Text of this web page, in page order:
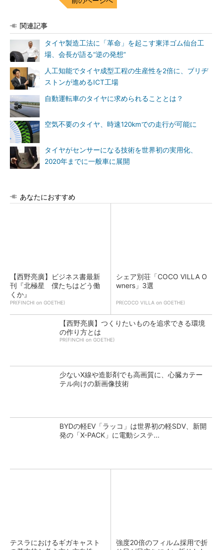
関連記事
タイヤ製造工法に「革命」を起こす東洋ゴム仙台工
場、会長が語る“逆の発想”
人工知能でタイヤ成型工程の生産性を2倍に、ブリヂ
ストンが進めるICT工場
自動運転車のタイヤに求められることとは？
空気不要のタイヤ、時速120kmでの走行が可能に
タイヤがセンサーになる技術を世界初の実用化、
2020年までに一般車に展開
あなたにおすすめ
【西野亮廣】ビジネス書最新
刊『北極星 僕たちはどう働
くか』
PR(FINCHI on GOETHE)
シェア別荘「COCO VILLA O
wners」3選
PR(COCO VILLA on GOETHE)
【西野亮廣】つくりたいものを追求できる環境
の作り方とは
PR(FINCHI on GOETHE)
少ないX線や造影剤でも高画質に、心臓カテー
テル向けの新画像技術
BYDの軽EV「ラッコ」は世界初の軽SDV、新開
発の「X-PACK」に電動システ...
テスラにおけるギガキャスト
強度20倍のフィルム採用で折